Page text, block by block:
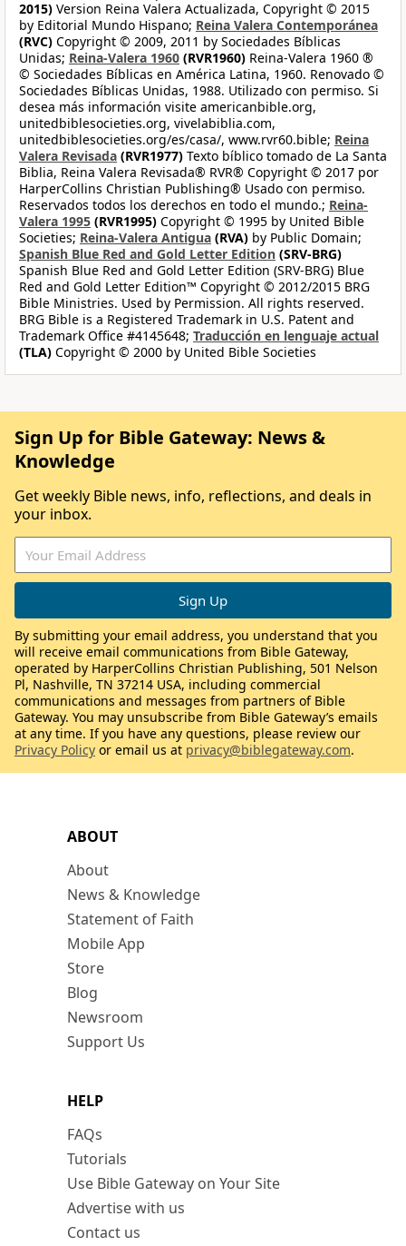
2015) Version Reina Valera Actualizada, Copyright © 2015
by Editorial Mundo Hispano; Reina Valera Contemporánea
(RVC) Copyright © 2009, 2011 by Sociedades Bíblicas
Unidas; Reina-Valera 1960 (RVR1960) Reina-Valera 1960 ®
© Sociedades Bíblicas en América Latina, 1960. Renovado ©
Sociedades Bíblicas Unidas, 1988. Utilizado con permiso. Si
desea más información visite americanbible.org,
unitedbiblesocieties.org, vivelabiblia.com,
unitedbiblesocieties.org/es/casa/, www.rvr60.bible; Reina
Valera Revisada (RVR1977) Texto bíblico tomado de La Santa
Biblia, Reina Valera Revisada® RVR® Copyright © 2017 por
HarperCollins Christian Publishing® Usado con permiso.
Reservados todos los derechos en todo el mundo.; Reina-
Valera 1995 (RVR1995) Copyright © 1995 by United Bible
Societies; Reina-Valera Antigua (RVA) by Public Domain;
Spanish Blue Red and Gold Letter Edition (SRV-BRG)
Spanish Blue Red and Gold Letter Edition (SRV-BRG) Blue
Red and Gold Letter Edition™ Copyright © 2012/2015 BRG
Bible Ministries. Used by Permission. All rights reserved.
BRG Bible is a Registered Trademark in U.S. Patent and
Trademark Office #4145648; Traducción en lenguaje actual
(TLA) Copyright © 2000 by United Bible Societies
ABOUT
About
News & Knowledge
Statement of Faith
Mobile App
Store
Blog
Newsroom
Support Us
HELP
FAQs
Tutorials
Use Bible Gateway on Your Site
Advertise with us
Contact us
Sign Up for Bible Gateway: News &
Knowledge
Get weekly Bible news, info, reflections, and deals in
your inbox.
By submitting your email address, you understand that you
will receive email communications from Bible Gateway,
operated by HarperCollins Christian Publishing, 501 Nelson
Pl, Nashville, TN 37214 USA, including commercial
communications and messages from partners of Bible
Gateway. You may unsubscribe from Bible Gateway’s emails
at any time. If you have any questions, please review our
Privacy Policy or email us at privacy@biblegateway.com.